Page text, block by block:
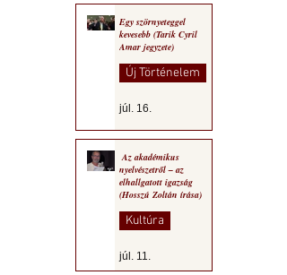
Egy szörnyeteggel
kevesebb (Tarik Cyril
Amar jegyzete)
Új Történelem
júl. 16.
Az akadémikus
nyelvészetről – az
elhallgatott igazság
(Hosszú Zoltán írása)
Kultúra
júl. 11.